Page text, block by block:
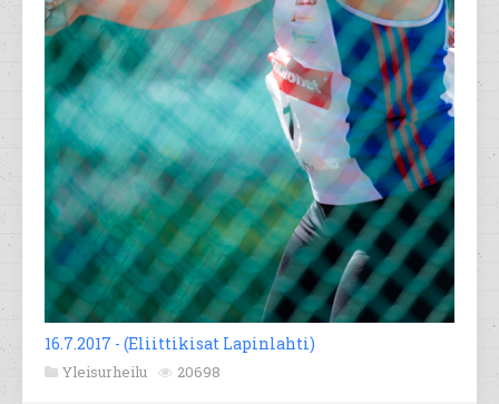
16.7.2017 - (Eliittikisat Lapinlahti)
Yleisurheilu 20698